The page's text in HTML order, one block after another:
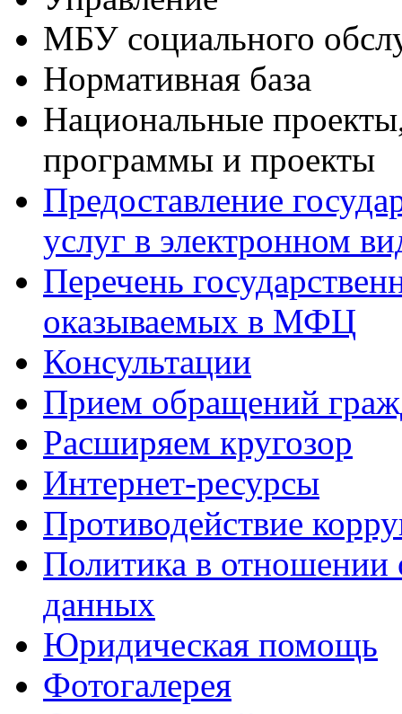
МБУ социального
Нормативная база
Национальные
программы и проекты
Предоставление
услуг в электронном
Перечень
оказываемых в МФЦ
Консультации
Прием обращений
Расширяем кругозор
Интернет-ресурсы
Противодействие
Политика в отношении
данных
Юридическая помощь
Фотогалерея